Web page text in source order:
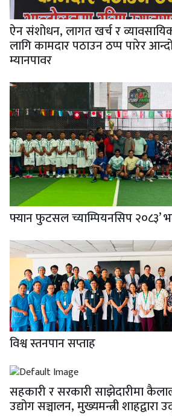
ऐन संशोधन, लागत खर्च र
लागि कामदार पठाउन ठप्प पारेर
म्यानपावर
फ्यान फुटसल च्याम्पियनसिप २०८३’
विश्व स्तनपान सप्ताह
सहकारी र सरकारी साझेदारीमा
उद्योग सञ्चालन, मुख्यमन्त्री शाहद्वारा